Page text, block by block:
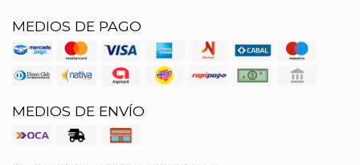
MEDIOS DE PAGO
MEDIOS DE ENVÍO